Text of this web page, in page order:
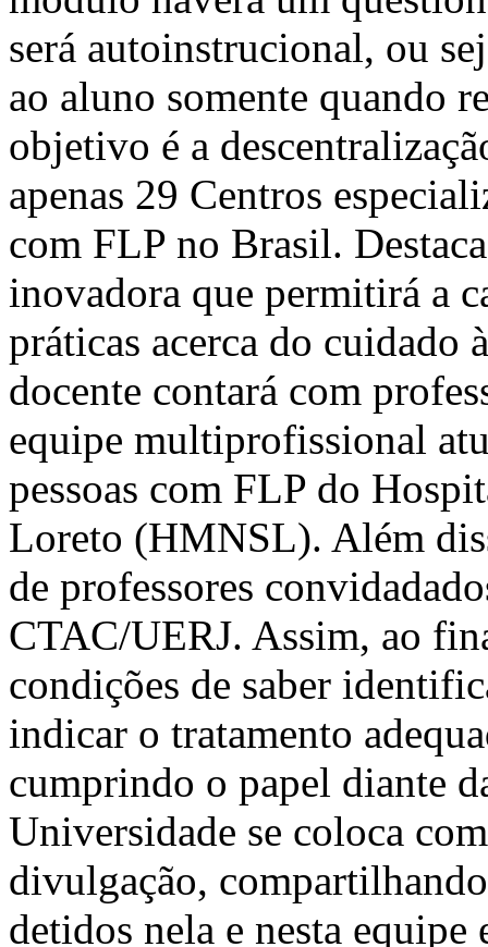
será autoinstrucional, ou
ao aluno somente quando
objetivo é a
apenas 29 Centros
com FLP no Brasil.
inovadora que permitirá a
práticas acerca do cuidado
docente contará com
equipe multiprofissional
pessoas com FLP do
Loreto (HMNSL). Além
de professores
CTAC/UERJ. Assim, ao
condições de saber
indicar o tratamento
cumprindo o papel diante
Universidade se coloca
divulgação,
detidos nela e nesta equipe